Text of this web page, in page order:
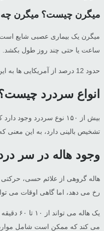
میگرن چیست؟ میگرن
میگرن یک بیماری عصبی شایع است
ساعت یا حتی چند روز طول بکشد.
حدود 12 درصد از آمریکایی ها به این اختلال ژنتیکی مبتلا هستند. تحقیقات نشان می دهد که این بیماری ششمین بیماری ناتوان کننده در جهان است.
انواع سردرد
بیش از ۱۵۰ نوع سردرد
تشخیص بالینی دارد، به این معنی
وجود هاله در سر
هاله گروهی از علائم حسی،
رخ می دهد، اما گاهی اوقات می
می کند که ممکن است شامل